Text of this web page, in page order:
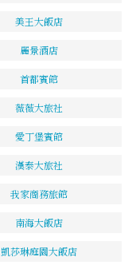
美王大飯店
麗景酒店
首都賓館
薇薇大旅社
愛丁堡賓館
漢泰大旅社
我家商務旅館
南海大飯店
凱莎琳庭園大飯店